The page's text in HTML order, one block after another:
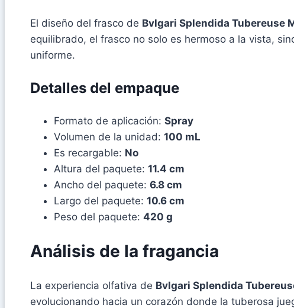
El diseño del frasco de Bvlgari Splendida Tubereuse
equilibrado, el frasco no solo es hermoso a la vista,
uniforme.
Detalles del empaque
Formato de aplicación: Spray
Volumen de la unidad: 100 mL
Es recargable: No
Altura del paquete: 11.4 cm
Ancho del paquete: 6.8 cm
Largo del paquete: 10.6 cm
Peso del paquete: 420 g
Análisis de la fragancia
La experiencia olfativa de Bvlgari Splendida
evolucionando hacia un corazón donde la tuberosa